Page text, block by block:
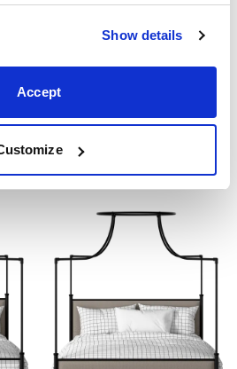
Show details
Accept
Prix ​​à partir €1290
90cm 120cm 140cm 160cm